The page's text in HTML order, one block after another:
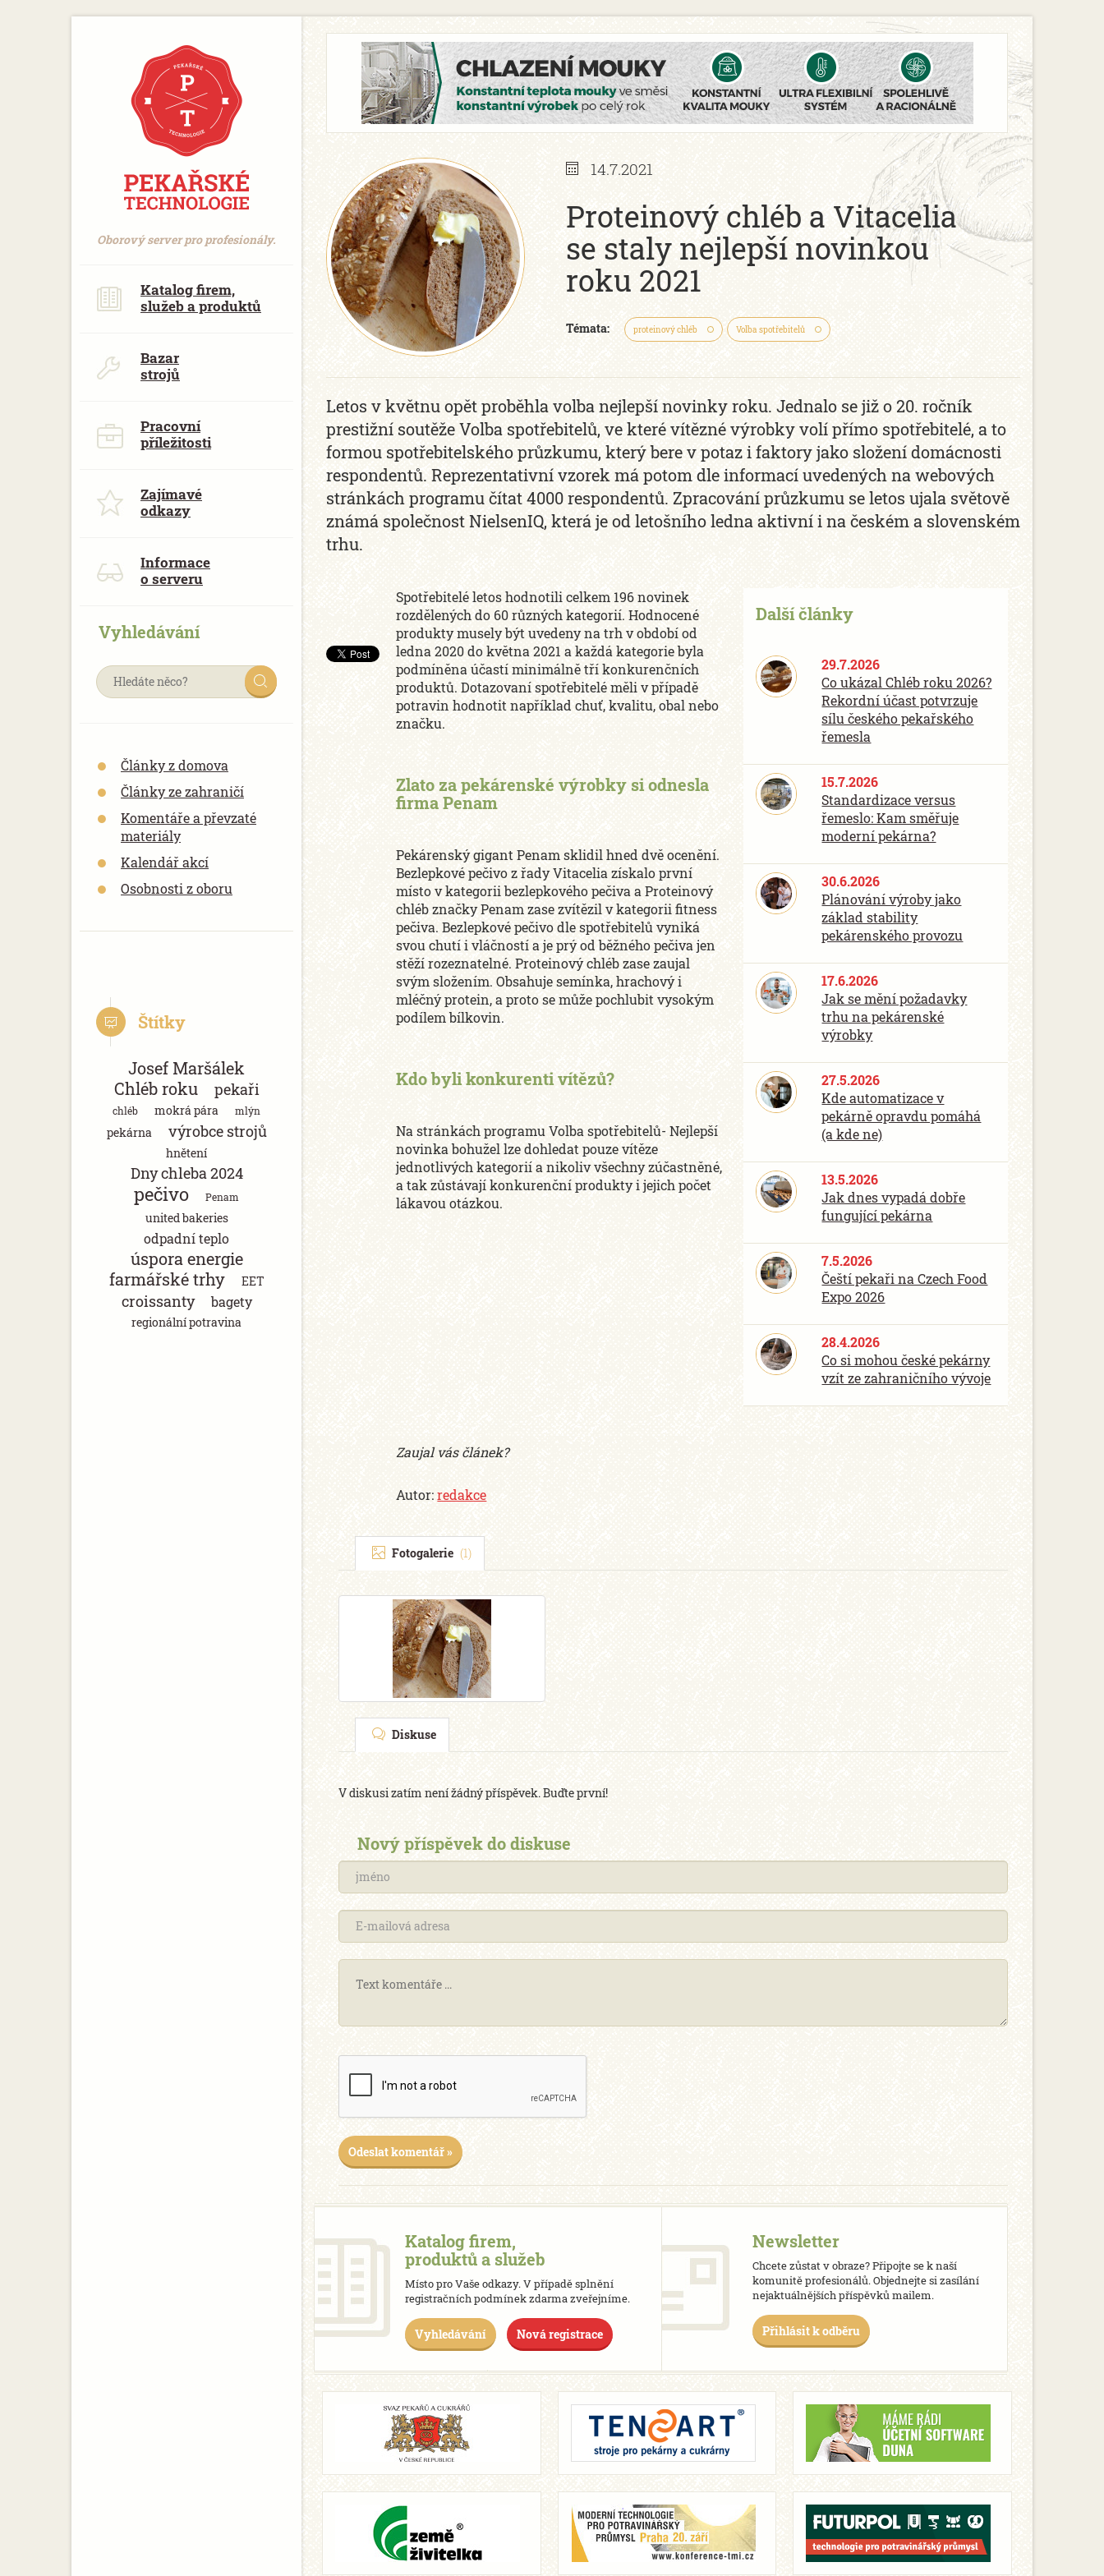
https://www.traditionrolex.com/18
Oborový server pro profesionály.
Katalog firem,
služeb a produktů
Bazar
strojů
Pracovní
příležitosti
Zajímavé
odkazy
Informace
o serveru
Vyhledávání
Články z domova
Články ze zahraničí
Komentáře a převzaté
materiály
Kalendář akcí
Osobnosti z oboru
Štítky
Josef Maršálek
Chléb roku
pekaři
chléb mokrá pára mlýn
pekárna výrobce strojů
hnětení
Dny chleba 2024
pečivo Penam
united bakeries
odpadní teplo
úspora energie
farmářské trhy
EET
croissanty bagety
regionální potravina
14.7.2021
Proteinový chléb a Vitacelia
se staly nejlepší novinkou
roku 2021
Témata: proteinový chléb Volba spotřebitelů
Letos v květnu opět proběhla volba nejlepší novinky roku. Jednalo se již o 20. ročník
prestižní soutěže Volba spotřebitelů, ve které vítězné výrobky volí přímo spotřebitelé, a to
formou spotřebitelského průzkumu, který bere v potaz i faktory jako složení domácnosti
respondentů. Reprezentativní vzorek má potom dle informací uvedených na webových
stránkách programu čítat 4000 respondentů. Zpracování průzkumu se letos ujala světově
známá společnost NielsenIQ, která je od letošního ledna aktivní i na českém a slovenském
trhu.
Další články
29.7.2026
Co ukázal Chléb roku 2026?
Rekordní účast potvrzuje
sílu českého pekařského
řemesla
15.7.2026
Standardizace versus
řemeslo: Kam směřuje
moderní pekárna?
30.6.2026
Plánování výroby jako
základ stability
pekárenského provozu
17.6.2026
Jak se mění požadavky
trhu na pekárenské
výrobky
27.5.2026
Kde automatizace v
pekárně opravdu pomáhá
(a kde ne)
13.5.2026
Jak dnes vypadá dobře
fungující pekárna
7.5.2026
Čeští pekaři na Czech Food
Expo 2026
28.4.2026
Co si mohou české pekárny
vzít ze zahraničního vývoje
Spotřebitelé letos hodnotili celkem 196 novinek
rozdělených do 60 různých kategorií. Hodnocené
produkty musely být uvedeny na trh v období od
ledna 2020 do května 2021 a každá kategorie byla
podmíněna účastí minimálně tří konkurenčních
produktů. Dotazovaní spotřebitelé měli v případě
potravin hodnotit například chuť, kvalitu, obal nebo
značku.
Zlato za pekárenské výrobky si odnesla
firma Penam
Pekárenský gigant Penam sklidil hned dvě ocenění.
Bezlepkové pečivo z řady Vitacelia získalo první
místo v kategorii bezlepkového pečiva a Proteinový
chléb značky Penam zase zvítězil v kategorii fitness
pečiva. Bezlepkové pečivo dle spotřebitelů vyniká
svou chutí i vláčností a je prý od běžného pečiva jen
stěží rozeznatelné. Proteinový chléb zase zaujal
svým složením. Obsahuje semínka, hrachový i
mléčný protein, a proto se může pochlubit vysokým
podílem bílkovin.
Kdo byli konkurenti vítězů?
Na stránkách programu Volba spotřebitelů- Nejlepší
novinka bohužel lze dohledat pouze vítěze
jednotlivých kategorií a nikoliv všechny zúčastněné,
a tak zůstávají konkurenční produkty i jejich počet
lákavou otázkou.
Zaujal vás článek?
Autor:redakce
Fotogalerie (1)
Diskuse
V diskusi zatím není žádný příspěvek. Buďte první!
Nový příspěvek do diskuse
Odeslat komentář »
Katalog firem,
produktů a služeb
Místo pro Vaše odkazy. V případě splnění
registračních podmínek zdarma zveřejníme.
Vyhledávání Nová registrace
Newsletter
Chcete zůstat v obraze? Připojte se k naší
komunitě profesionálů. Objednejte si zasílání
nejaktuálnějších příspěvků mailem.
Přihlásit k odběru